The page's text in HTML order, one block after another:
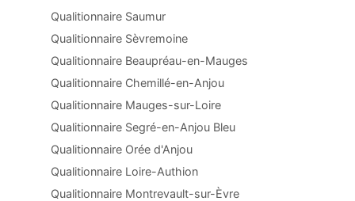
Qualitionnaire Saumur
Qualitionnaire Sèvremoine
Qualitionnaire Beaupréau-en-Mauges
Qualitionnaire Chemillé-en-Anjou
Qualitionnaire Mauges-sur-Loire
Qualitionnaire Segré-en-Anjou Bleu
Qualitionnaire Orée d'Anjou
Qualitionnaire Loire-Authion
Qualitionnaire Montrevault-sur-Èvre